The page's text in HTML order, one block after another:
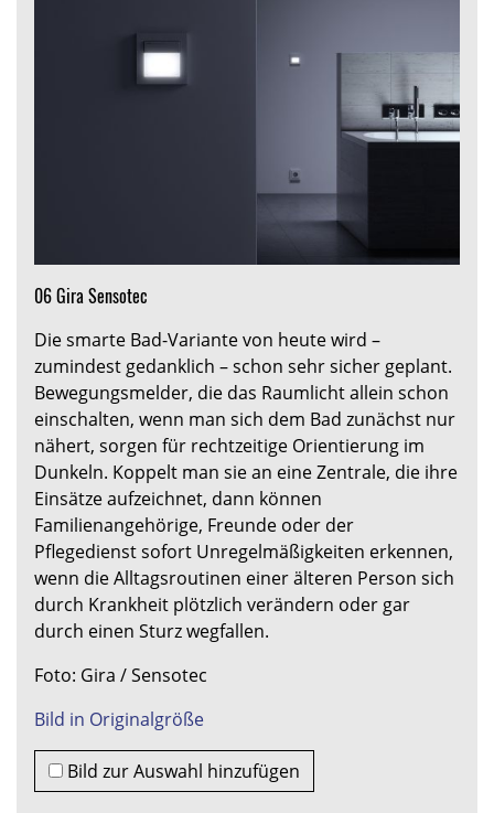
06 Gira Sensotec
Die smarte Bad-Variante von heute wird –
zumindest gedanklich – schon sehr sicher geplant.
Bewegungsmelder, die das Raumlicht allein schon
einschalten, wenn man sich dem Bad zunächst nur
nähert, sorgen für rechtzeitige Orientierung im
Dunkeln. Koppelt man sie an eine Zentrale, die ihre
Einsätze aufzeichnet, dann können
Familienangehörige, Freunde oder der
Pflegedienst sofort Unregelmäßigkeiten erkennen,
wenn die Alltagsroutinen einer älteren Person sich
durch Krankheit plötzlich verändern oder gar
durch einen Sturz wegfallen.
Foto: Gira / Sensotec
Bild in Originalgröße
Bild zur Auswahl hinzufügen